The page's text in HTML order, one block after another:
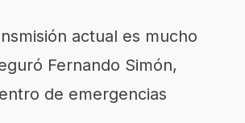
actual es mucho
Fernando Simón,
de emergencias